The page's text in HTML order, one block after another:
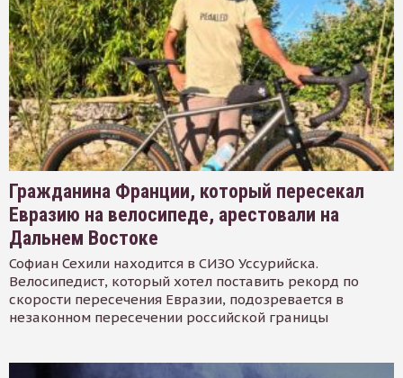
Гражданина Франции, который пересекал
Евразию на велосипеде, арестовали на
Дальнем Востоке
Софиан Сехили находится в СИЗО Уссурийска.
Велосипедист, который хотел поставить рекорд по
скорости пересечения Евразии, подозревается в
незаконном пересечении российской границы